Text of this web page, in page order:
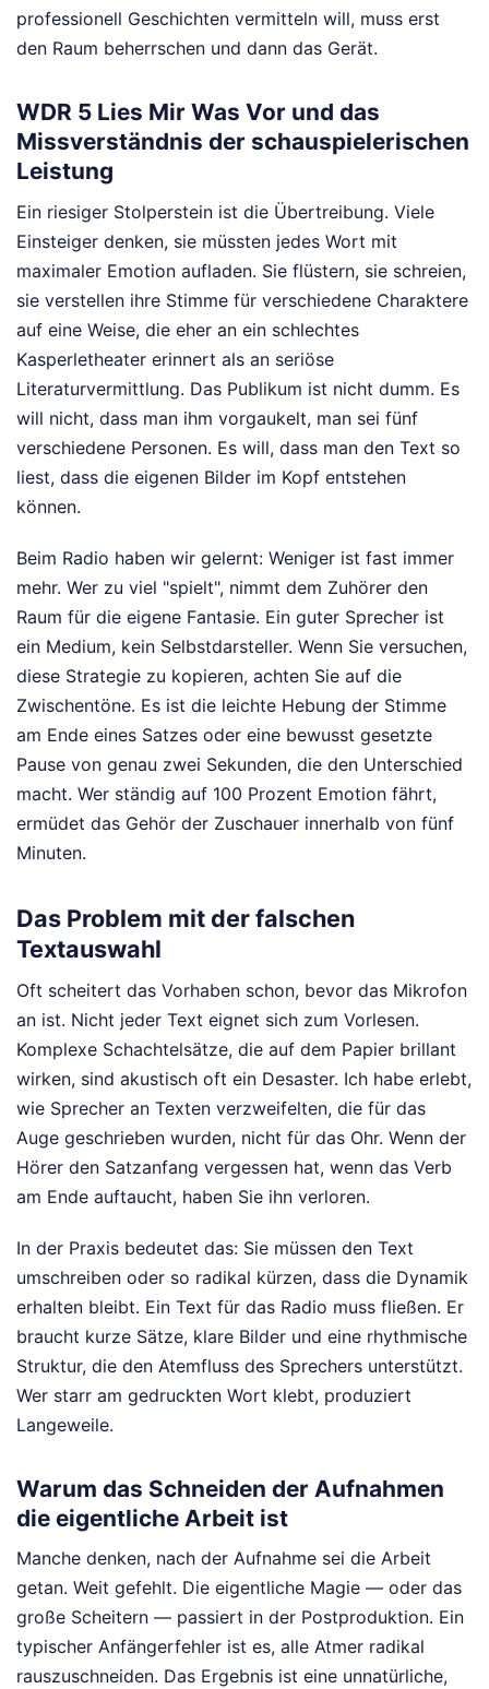
professionell Geschichten vermitteln will, muss erst
den Raum beherrschen und dann das Gerät.
WDR 5 Lies Mir Was Vor und das
Missverständnis der schauspielerischen
Leistung
Ein riesiger Stolperstein ist die Übertreibung. Viele
Einsteiger denken, sie müssten jedes Wort mit
maximaler Emotion aufladen. Sie flüstern, sie schreien,
sie verstellen ihre Stimme für verschiedene Charaktere
auf eine Weise, die eher an ein schlechtes
Kasperletheater erinnert als an seriöse
Literaturvermittlung. Das Publikum ist nicht dumm. Es
will nicht, dass man ihm vorgaukelt, man sei fünf
verschiedene Personen. Es will, dass man den Text so
liest, dass die eigenen Bilder im Kopf entstehen
können.
Beim Radio haben wir gelernt: Weniger ist fast immer
mehr. Wer zu viel "spielt", nimmt dem Zuhörer den
Raum für die eigene Fantasie. Ein guter Sprecher ist
ein Medium, kein Selbstdarsteller. Wenn Sie versuchen,
diese Strategie zu kopieren, achten Sie auf die
Zwischentöne. Es ist die leichte Hebung der Stimme
am Ende eines Satzes oder eine bewusst gesetzte
Pause von genau zwei Sekunden, die den Unterschied
macht. Wer ständig auf 100 Prozent Emotion fährt,
ermüdet das Gehör der Zuschauer innerhalb von fünf
Minuten.
Das Problem mit der falschen
Textauswahl
Oft scheitert das Vorhaben schon, bevor das Mikrofon
an ist. Nicht jeder Text eignet sich zum Vorlesen.
Komplexe Schachtelsätze, die auf dem Papier brillant
wirken, sind akustisch oft ein Desaster. Ich habe erlebt,
wie Sprecher an Texten verzweifelten, die für das
Auge geschrieben wurden, nicht für das Ohr. Wenn der
Hörer den Satzanfang vergessen hat, wenn das Verb
am Ende auftaucht, haben Sie ihn verloren.
In der Praxis bedeutet das: Sie müssen den Text
umschreiben oder so radikal kürzen, dass die Dynamik
erhalten bleibt. Ein Text für das Radio muss fließen. Er
braucht kurze Sätze, klare Bilder und eine rhythmische
Struktur, die den Atemfluss des Sprechers unterstützt.
Wer starr am gedruckten Wort klebt, produziert
Langeweile.
Warum das Schneiden der Aufnahmen
die eigentliche Arbeit ist
Manche denken, nach der Aufnahme sei die Arbeit
getan. Weit gefehlt. Die eigentliche Magie — oder das
große Scheitern — passiert in der Postproduktion. Ein
typischer Anfängerfehler ist es, alle Atmer radikal
rauszuschneiden. Das Ergebnis ist eine unnatürliche,